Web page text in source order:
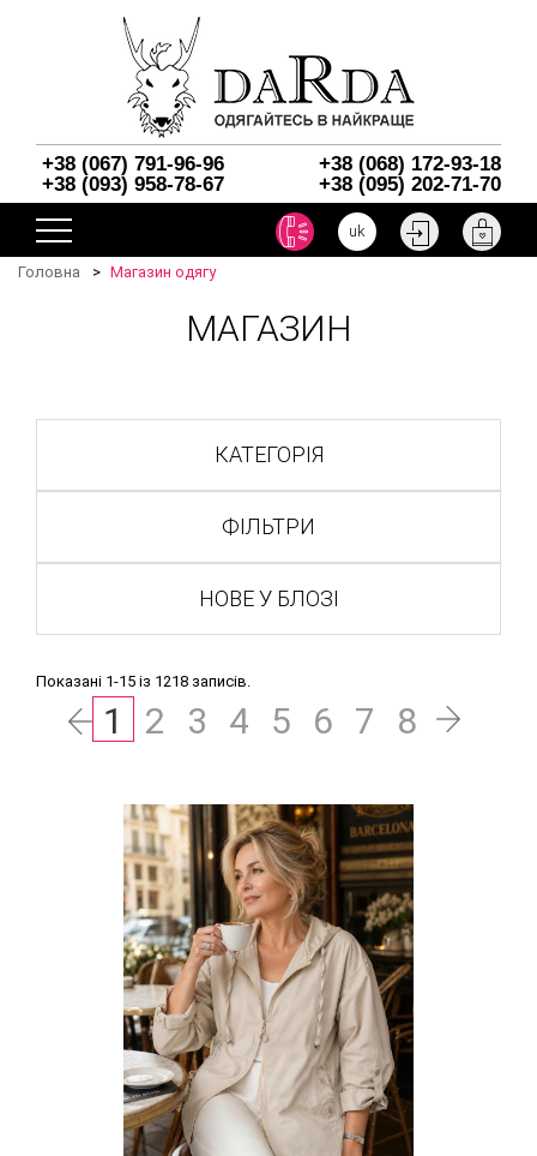
+38 (067) 791-96-96
+38 (068) 172-93-18
+38 (093) 958-78-67
+38 (095) 202-71-70
uk
Головна Магазин одягу
МАГАЗИН
КАТЕГОРІЯ
ФІЛЬТРИ
НОВЕ У БЛОЗІ
Показані 1-15 із 1218 записів.
1 2 3 4 5 6 7 8